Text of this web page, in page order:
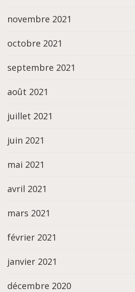
novembre 2021
octobre 2021
septembre 2021
août 2021
juillet 2021
juin 2021
mai 2021
avril 2021
mars 2021
février 2021
janvier 2021
décembre 2020